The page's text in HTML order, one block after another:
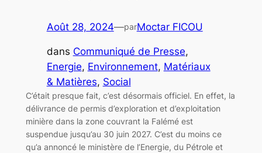
Août 28, 2024—parMoctar FICOU
dans Communiqué de Presse
Energie, Environnement, Matériaux
& Matières, Social
C’était presque fait, c’est désormais officiel. En effet, la
délivrance de permis d’exploration et d’exploitation
minière dans la zone couvrant la Falémé est
suspendue jusqu’au 30 juin 2027. C’est du moins ce
qu’a annoncé le ministère de l’Energie, du Pétrole et